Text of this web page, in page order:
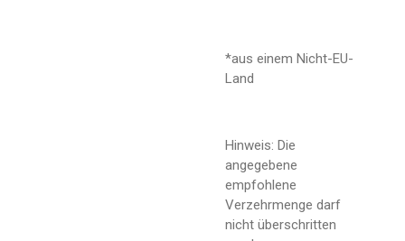
*aus einem Nicht-EU-
Land
Hinweis: Die
angegebene
empfohlene
Verzehrmenge darf
nicht überschritten